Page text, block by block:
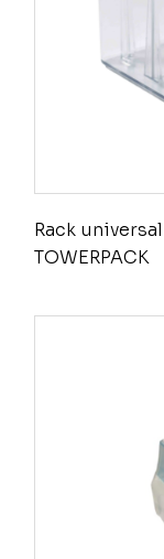
Rack
TOWERPACK